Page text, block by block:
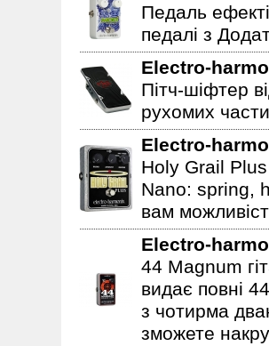
Педаль
педалі з
Electro-
Пітч-шіфтер
рухомих
Electro-
Holy Grail Plus
Nano: spring,
вам
Electro-
44 Magnum
видає повні
з чотирма
зможете